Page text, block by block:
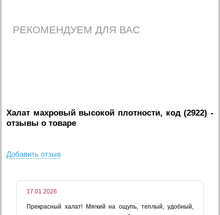
РЕКОМЕНДУЕМ ДЛЯ ВАС
Халат махровый высокой плотности, код (2922) -
отзывы о товаре
Добавить отзыв
17.01.2026
Прекрасный халат! Мягкий на ощупь, теплый, удобный,